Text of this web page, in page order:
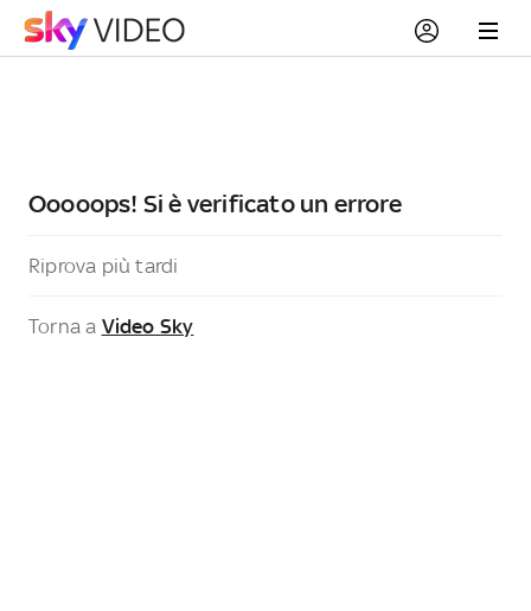
Ooooops! Si è verificato un errore
Riprova più tardi
Torna a Video Sky